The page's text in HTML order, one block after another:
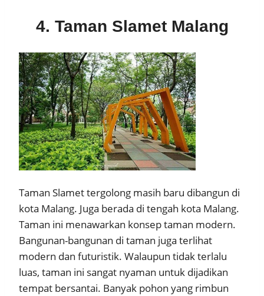
4. Taman Slamet Malang
Taman Slamet tergolong masih baru dibangun di
kota Malang. Juga berada di tengah kota Malang.
Taman ini menawarkan konsep taman modern.
Bangunan-bangunan di taman juga terlihat
modern dan futuristik. Walaupun tidak terlalu
luas, taman ini sangat nyaman untuk dijadikan
tempat bersantai. Banyak pohon yang rimbun